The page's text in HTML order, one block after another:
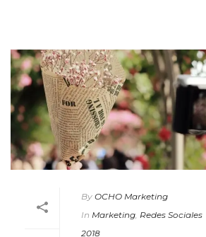
By OCHO Marketing
In Marketing, Redes Sociales
2018